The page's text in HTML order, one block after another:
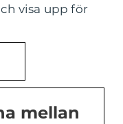
visa upp för
mellan